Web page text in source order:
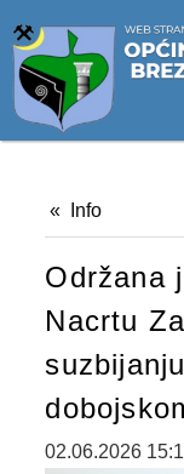
Info
Održana
Nacrtu
02.06.2026
OPĆINSKO VIJEĆE
VIJEĆNICI
ZAPISNICI
DOKUMENTI
SLUŽBENI